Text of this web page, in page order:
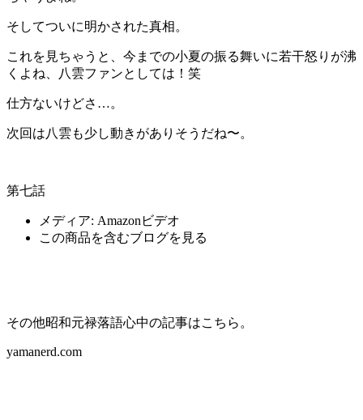
そしてついに明かされた真相。
これを見ちゃうと、今までの小夏の振る舞いに若干怒りが沸
くよね、八雲ファンとしては！笑
仕方ないけどさ…。
次回は八雲も少し動きがありそうだね〜。
第七話
メディア: Amazonビデオ
この商品を含むブログを見る
その他昭和元禄落語心中の記事はこちら。
yamanerd.com